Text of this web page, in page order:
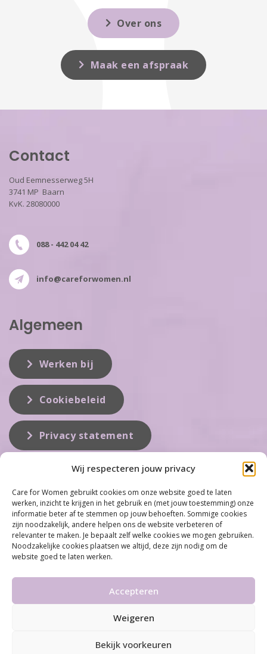
Wij respecteren jouw privacy
Care for Women gebruikt cookies om onze website goed te laten
werken, inzicht te krijgen in het gebruik en (met jouw toestemming) onze
informatie beter af te stemmen op jouw behoeften. Sommige cookies
zijn noodzakelijk, andere helpen ons de website verbeteren of
relevanter te maken. Je bepaalt zelf welke cookies we mogen gebruiken.
Noodzakelijke cookies plaatsen we altijd, deze zijn nodig om de
website goed te laten werken.
Accepteren
Weigeren
Bekijk voorkeuren
Over ons
Maak een afspraak
Contact
Oud Eemnesserweg 5H
3741 MP Baarn
KvK. 28080000
088 - 442 04 42
info@careforwomen.nl
Algemeen
Werken bij
Cookiebeleid
Privacy statement
Care for Women is de eerste organisatie die zich inzet op het gebied
van hormonale problemen bij vrouwen. Met ruim 100 locaties
behoort Care for Women tot één van de grootste organisaties op dit
vakgebied...
voorwaarden & Privacy statement